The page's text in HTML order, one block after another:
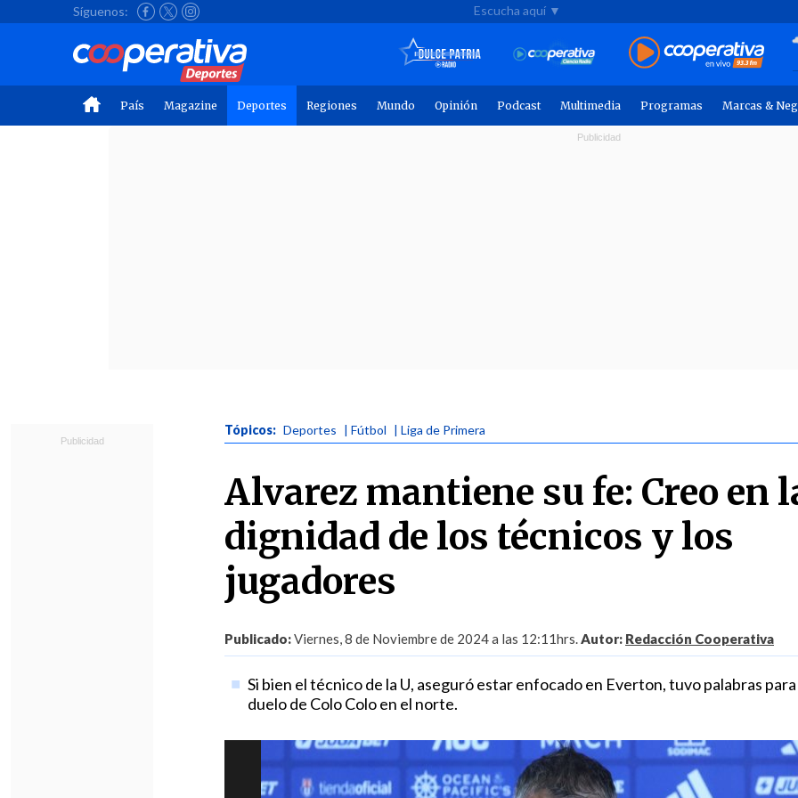
Síguenos: Escucha aquí ▼
País Magazine Deportes Regiones Mundo Opinión Podcast Multimedia Programas Marcas &
Tópicos: Deportes | Fútbol | Liga de Primera
Alvarez mantiene su fe: Creo en
dignidad de los técnicos y los
jugadores
Publicado:Viernes, 8 de Noviembre de 2024 a las 12:11hrs.Autor: Redacción Cooperativa
Si bien el técnico de la U, aseguró estar enfocado en Everton, tuvo palabras
duelo de Colo Colo en el norte.